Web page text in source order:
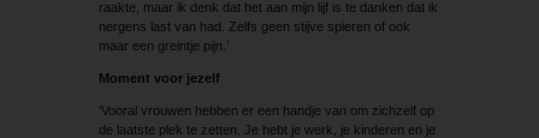
raakte, maar ik denk dat het aan mijn lijf is te danken dat ik
nergens last van had. Zelfs geen stijve spieren of ook
maar een greintje pijn.’
Moment voor jezelf
‘Vooral vrouwen hebben er een handje van om zichzelf op
de laatste plek te zetten. Je hebt je werk, je kinderen en je